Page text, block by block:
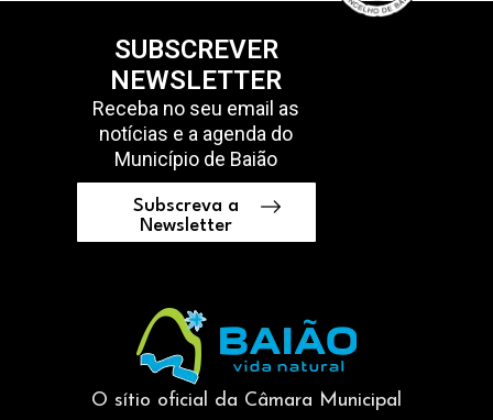
SUBSCREVER
NEWSLETTER
Receba no seu email as
notícias e a agenda do
Município de Baião
Subscreva a
Newsletter
O sítio oficial da Câmara Municipal